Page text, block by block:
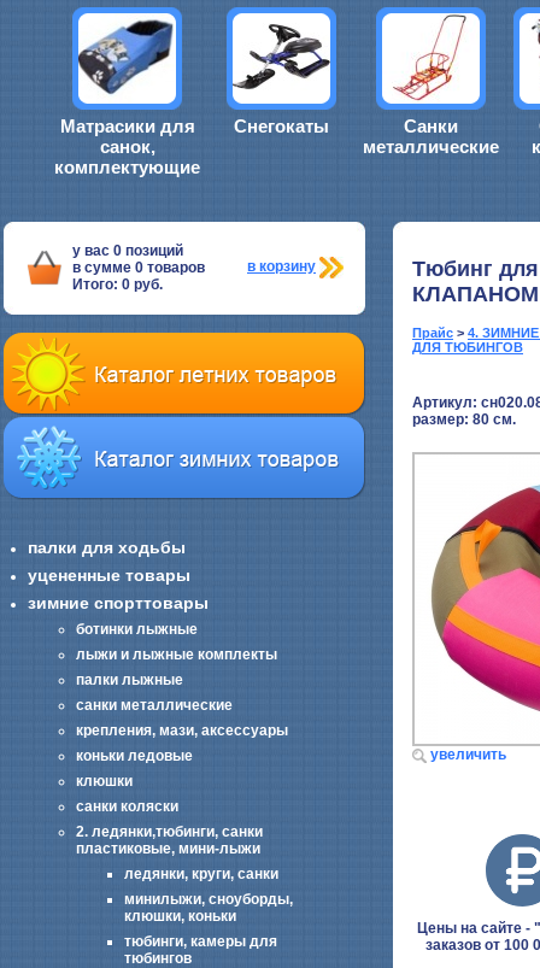
Матрасики для
санок,
комплектующие
Снегокаты
Санки
металлические
у вас 0 позиций
в сумме 0 товаров
Итого: 0 руб.
в корзину
палки для ходьбы
уцененные товары
зимние спорттовары
ботинки лыжные
лыжи и лыжные комплекты
палки лыжные
санки металлические
крепления, мази, аксессуары
коньки ледовые
клюшки
санки коляски
2. ледянки,тюбинги, санки
пластиковые, мини-лыжи
ледянки, круги, санки
минилыжи, сноуборды,
клюшки, коньки
тюбинги, камеры для
тюбингов
Тюбинг
Прайс > 4.
ДЛЯ ТЮБИНГОВ
Артикул:
размер: 80 см.
увеличить
Цены на сайте -
заказов от 100